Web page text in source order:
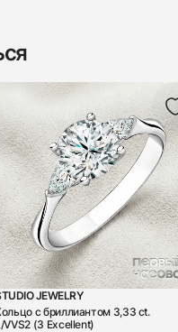
JEWELRY
с бриллиантом 3,33 ct.
VVS2 (3 Excellent)